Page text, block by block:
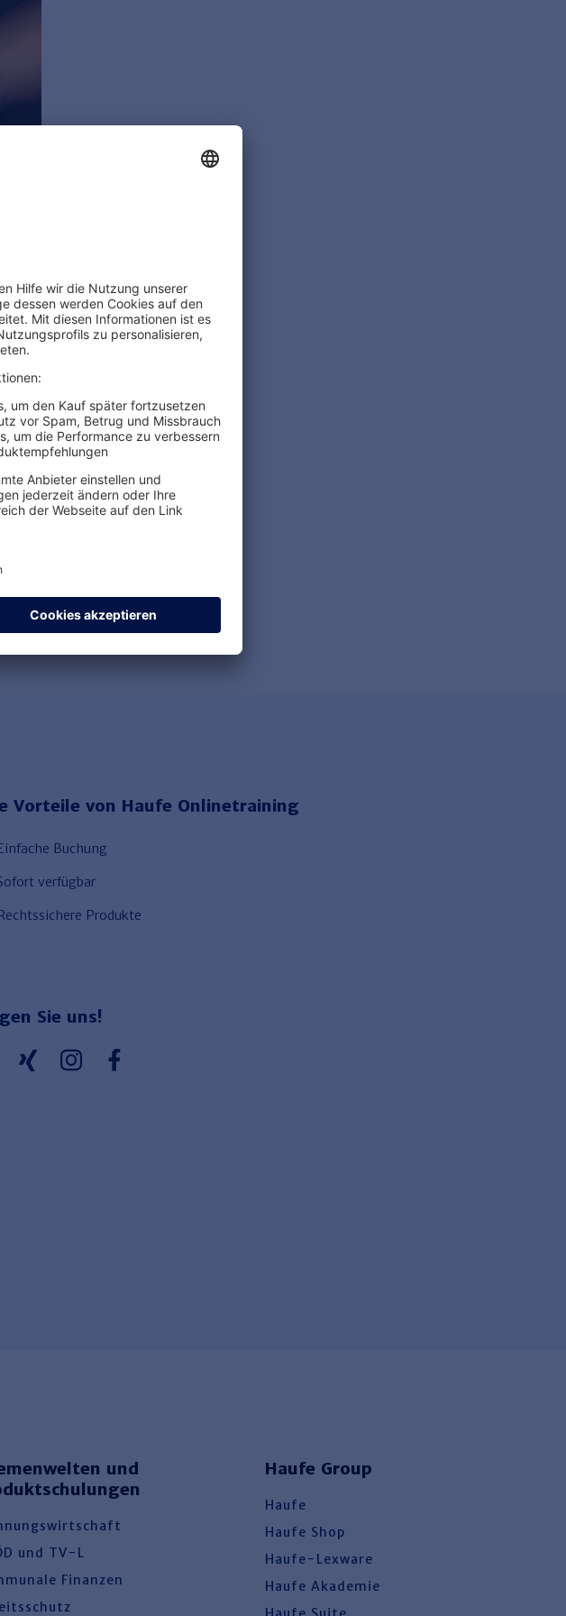
Arbeitsunfähigkeitsbescheinigungen
MEHR ERFAHREN
Vorteile von Haufe Onlinetraining
Buchung
verfügbar
Produkte
Sie uns!
und
und TV-L
Finanzen
Haufe Group
Haufe
Haufe Shop
Haufe-Lexware
Haufe Akademie